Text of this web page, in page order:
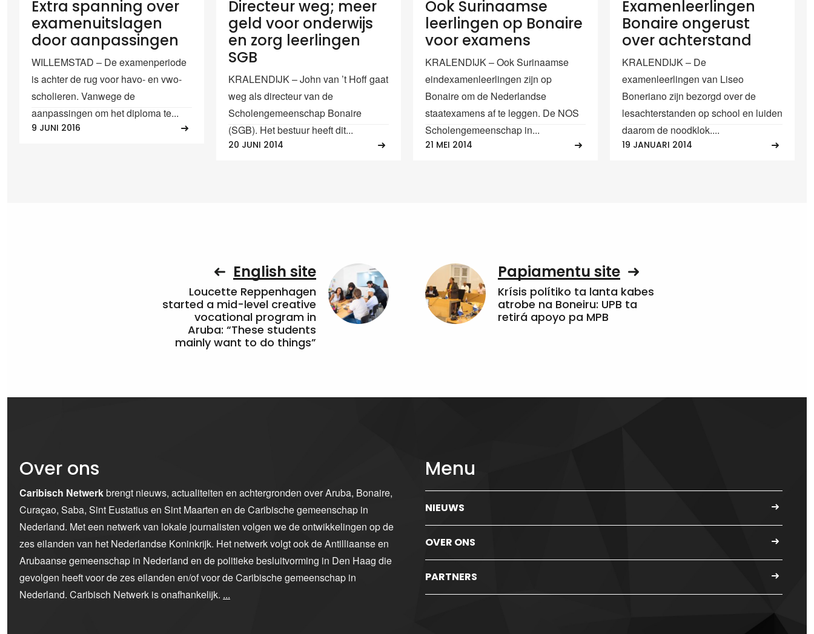
Extra spanning over
examenuitslagen
door aanpassingen
WILLEMSTAD – De examenperiode
is achter de rug voor havo- en vwo-
scholieren. Vanwege de
aanpassingen om het diploma te...
9 JUNI 2016
Directeur weg; meer
geld voor onderwijs
en zorg leerlingen
SGB
KRALENDIJK – John van ’t Hoff gaat
weg als directeur van de
Scholengemeenschap Bonaire
(SGB). Het bestuur heeft dit...
20 JUNI 2014
Ook Surinaamse
leerlingen op Bonaire
voor examens
KRALENDIJK – Ook Surinaamse
eindexamenleerlingen zijn op
Bonaire om de Nederlandse
staatexamens af te leggen. De NOS
Scholengemeenschap in...
21 MEI 2014
Examenleerlingen
Bonaire ongerust
over achterstand
KRALENDIJK – De
examenleerlingen van Liseo
Boneriano zijn bezorgd over de
lesachterstanden op school en luiden
daarom de noodklok....
19 JANUARI 2014
English site
Loucette Reppenhagen
started a mid-level creative
vocational program in
Aruba: “These students
mainly want to do things”
Papiamentu site
Krísis polítiko ta lanta kabes
atrobe na Boneiru: UPB ta
retirá apoyo pa MPB
Over ons
Caribisch Netwerkbrengt nieuws, actualiteiten en achtergronden over Aruba, Bonaire,
Curaçao, Saba, Sint Eustatius en Sint Maarten en de Caribische gemeenschap in
Nederland. Met een netwerk van lokale journalisten volgen we de ontwikkelingen op de
zes eilanden van het Nederlandse Koninkrijk. Het netwerk volgt ook de Antilliaanse en
Arubaanse gemeenschap in Nederland en de politieke besluitvorming in Den Haag die
gevolgen heeft voor de zes eilanden en/of voor de Caribische gemeenschap in
Nederland. Caribisch Netwerk is onafhankelijk. ...
Menu
NIEUWS
OVER ONS
PARTNERS